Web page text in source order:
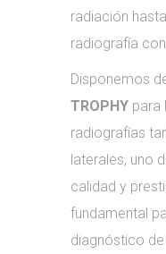
radiación
radiografía
Disponemos
TROPHY para
radiografías
laterales, uno
calidad y
fundamental
diagnóstico